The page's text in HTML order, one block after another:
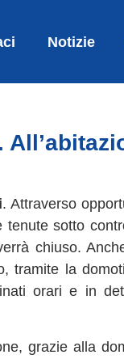
Notizie
. Attraverso
tenute sotto
chiuso.
tramite la
orari e in
grazie alla